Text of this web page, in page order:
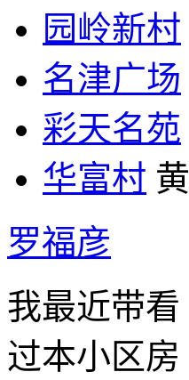
园岭新村
名津广场
彩天名苑
华富村
罗福彦
我最近带看
过本小区房